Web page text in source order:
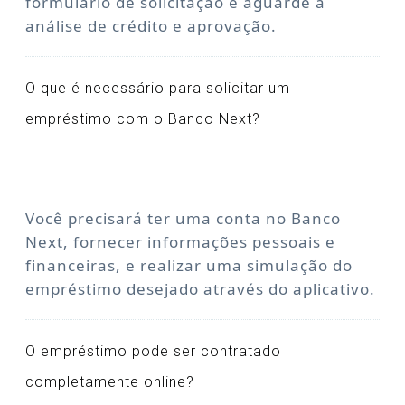
análise de crédito e aprovação.
O que é necessário para solicitar um
empréstimo com o Banco Next?
Você precisará ter uma conta no Banco
Next, fornecer informações pessoais e
financeiras, e realizar uma simulação do
empréstimo desejado através do aplicativo.
O empréstimo pode ser contratado
completamente online?